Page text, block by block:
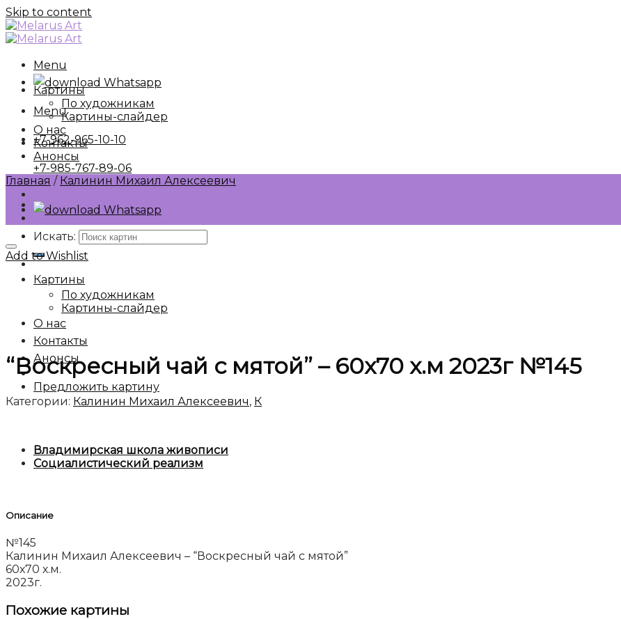
Skip to content
Menu
Whatsapp
Menu
+7-962-965-10-10
+7-985-767-89-06
Whatsapp
Искать:
Картины
По художникам
Картины-слайдер
О нас
Контакты
Анонсы
Предложить картину
Картины
По художникам
Картины-слайдер
О нас
Контакты
Анонсы
Главная / Калинин Михаил Алексеевич
Add to Wishlist
“Воскресный чай с мятой” – 60х70 х.м 2023г №145
Категории: Калинин Михаил Алексеевич, К
Владимирская школа живописи
Социалистический реализм
Описание
№145
Калинин Михаил Алексеевич – “Воскресный чай с мятой”
60х70 х.м.
2023г.
Похожие картины